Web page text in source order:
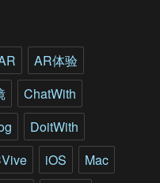
AR体验
ChatWith
DoitWith
iOS
Mac